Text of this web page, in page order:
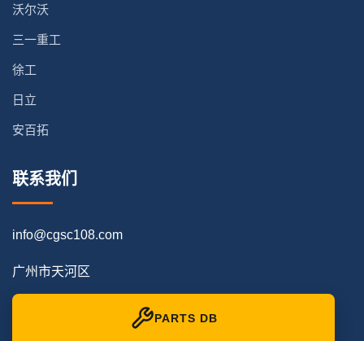
沃尔沃
三一重工
徐工
日立
安百拓
联系我们
info@cgsc108.com
广州市天河区
PARTS DB